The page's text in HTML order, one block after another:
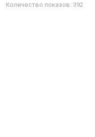
Количество показов: 392